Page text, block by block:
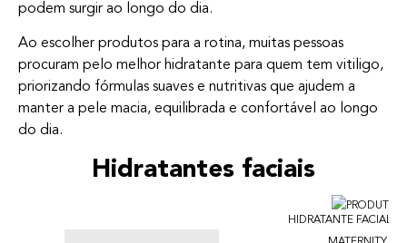
podem surgir ao longo do dia.
Ao escolher produtos para a rotina, muitas pessoas
procuram pelo melhor hidratante para quem tem vitiligo,
priorizando fórmulas suaves e nutritivas que ajudem a
manter a pele macia, equilibrada e confortável ao longo
do dia.
Hidratantes faciais
HIDRATANTE FACIAL